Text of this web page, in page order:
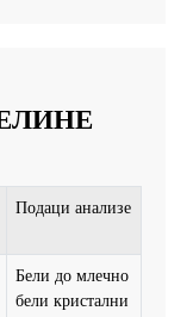
Подаци анализе
Бели до млечно
бели кристални